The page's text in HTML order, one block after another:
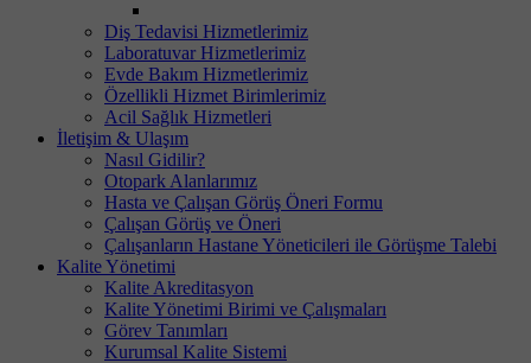
Diş Tedavisi Hizmetlerimiz
Laboratuvar Hizmetlerimiz
Evde Bakım Hizmetlerimiz
Özellikli Hizmet Birimlerimiz
Acil Sağlık Hizmetleri
İletişim & Ulaşım
Nasıl Gidilir?
Otopark Alanlarımız
Hasta ve Çalışan Görüş Öneri Formu
Çalışan Görüş ve Öneri
Çalışanların Hastane Yöneticileri ile Görüşme Talebi
Kalite Yönetimi
Kalite Akreditasyon
Kalite Yönetimi Birimi ve Çalışmaları
Görev Tanımları
Kurumsal Kalite Sistemi